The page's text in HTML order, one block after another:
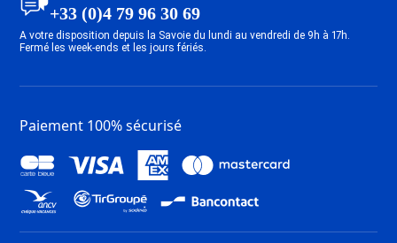
+33 (0)4 79 96 30 69
A votre disposition depuis la Savoie du lundi au vendredi de 9h à 17h.
Fermé les week-ends et les jours fériés.
Paiement 100% sécurisé